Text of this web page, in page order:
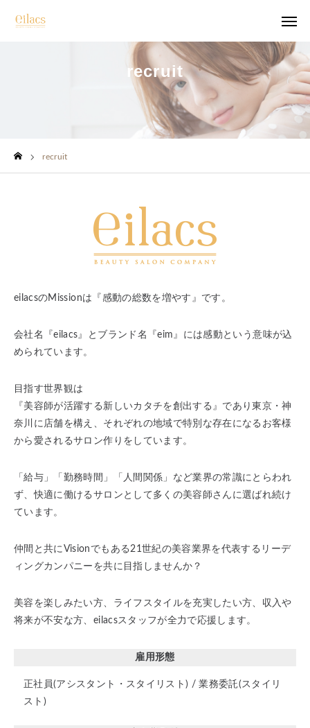
recruit
recruit
eilacsのMissionは『感動の総数を増やす』です。
会社名『eilacs』とブランド名『eim』には感動という意味が込
められています。
目指す世界観は
『美容師が活躍する新しいカタチを創出する』であり東京・神
奈川に店舗を構え、それぞれの地域で特別な存在になるお客様
から愛されるサロン作りをしています。
「給与」「勤務時間」「人間関係」など業界の常識にとらわれ
ず、快適に働けるサロンとして多くの美容師さんに選ばれ続け
ています。
仲間と共にVisionでもある21世紀の美容業界を代表するリーデ
ィングカンパニーを共に目指しませんか？
美容を楽しみたい方、ライフスタイルを充実したい方、収入や
将来が不安な方、eilacsスタッフが全力で応援します。
雇用形態
正社員(アシスタント・スタイリスト) / 業務委託(スタイリ
スト)
recruit
instagram